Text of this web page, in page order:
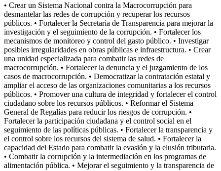
• Crear un Sistema Nacional contra la Macrocorrupción para
desmantelar las redes de corrupción y recuperar los recursos
públicos. • Fortalecer la Secretaría de Transparencia para mejorar la
investigación y el seguimiento de la corrupción. • Fortalecer los
mecanismos de monitoreo y control del gasto público. • Investigar
posibles irregularidades en obras públicas e infraestructura. • Crear
una unidad especializada para combatir las redes de
macrocorrupción. • Fortalecer la denuncia y el juzgamiento de los
casos de macrocorrupción. • Democratizar la contratación estatal y
ampliar el acceso de las organizaciones comunitarias a los recursos
públicos. • Promover una cultura de integridad y fortalecer el control
ciudadano sobre los recursos públicos. • Reformar el Sistema
General de Regalías para reducir los riesgos de corrupción. •
Fortalecer la participación ciudadana y el control social en el
seguimiento de las políticas públicas. • Fortalecer la transparencia y
el control sobre los recursos del sistema de salud. • Fortalecer la
capacidad del Estado para combatir la evasión y la elusión tributaria.
• Combatir la corrupción y la intermediación en los programas de
alimentación pública. • Mejorar el seguimiento y la transparencia de